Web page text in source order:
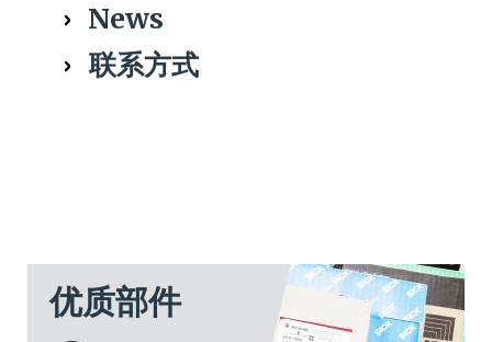
News
联系方式
优质部件